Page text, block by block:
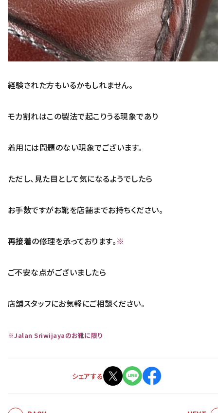
経験された方もいるかもしれません。
モカ割れはこの製法で起こりうる現象であり
着用には問題のない現象でございます。
ただし、見た目として気になるようでしたら
お手数ですがお靴を店舗までお持ちください。
再接着の修理を承っております。※
ご不安な点がございましたら
店舗スタッフにお気軽にご相談ください。
※Jalan Sriwijayaのお靴に限り
シェアする